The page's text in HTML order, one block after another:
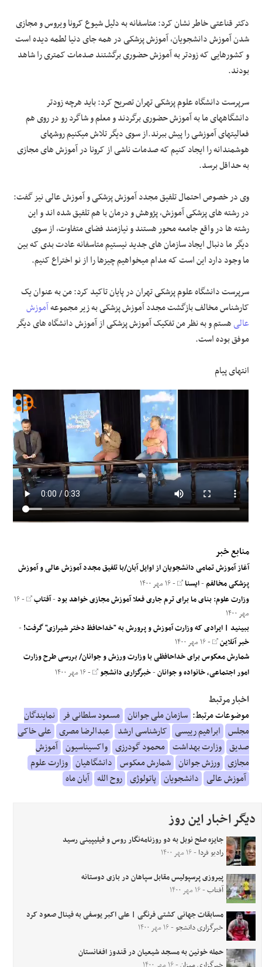
دکتر قناعتی خاطر نشان کرد: متاسفانه به دلیل شیوع کرونا ویروس و مجازی
شدن آموزش دانشجویان، آموزش پزشکی در همه جای دنیا لطمه دیده است
و کشورهایی که زودتر به آموزش حضوری برگشتند صدمات کمتری را شاهد
بودند.
سرپرست دانشگاه علوم پزشکی تهران تصریح کرد: باید هرچه زودتر
دانشگاههای ما به آموزش حضوری برگردند و معلم و شاگرد رو در روی هم
فعالیتهای آموزشی را پیش ببرند.از سوی دیگر تلاش میکنیم روشهای
هوشمندانه را ایجاد کنیم که صدمات ناشی از کرونا در آموزش های مجازی
به حداقل برسد.
وی در خصوص احتمال تلفیق مجدد آموزش پزشکی و آموزش عالی نیز گفت:
در رشته های پزشکی آموزش، پژوهش و درمان با هم تلفیق شده اند و این
رشته ها در واقع جامعه محور هستند و نیازمند فضای متفاوت، از سوی
دیگر ما دنبال ایجاد سازمان های جدید نیستیم متاسفانه عادت بدی که بین
ما وجود دارد این است که مدام میخواهیم چیزها را از نو اختراع کنیم.
سرپرست دانشگاه علوم پزشکی تهران در پایان تاکید کرد: من به عنوان یک
کارشناس مخالف بازگشت مجدد آموزش پزشکی به زیر مجموعهآموزش
عالیهستم و به نظر من تفکیک آموزش پزشکی از آموزش دانشگاه های دیگر
موفق بوده است‌.
انتهای پیام
منابع خبر
آغاز آموزش تمامی دانشجویان از اوایل آبان/با تلفیق مجدد آموزش عالی و آموزش
پزشکی مخالفم-ایسنا - ۱۶ مهر ۱۴۰۰
وزارت علوم: بنای ما برای ترم جاری فعلا آموزش مجازی خواهد بود-آفتاب
- ۱۶
مهر ۱۴۰۰
ببینید | ایرادی که وزارت آموزش و پرورش به "خداحافظ دختر شیرازی" گرفت!-
خبر آنلاین - ۱۶ مهر ۱۴۰۰
شمارش معکوس برای خداحافظی با وزارت ورزش و جوانان/ بررسی طرح وزارت
امور اجتماعی، خانواده و جوانان-خبرگزاری دانشجو - ۱۶ مهر ۱۴۰۰
اخبار مرتبط
موضوعات مرتبط: سازمان ملی جوانان مسعود سلطانی فر نمایندگان
مجلس ابراهیم رییسی کارشناسی ارشد عبدالرضا مصری علی خاکی
صدیق وزارت بهداشت محمود گودرزی واکسیناسیون آموزش
مجازی ورزش جوانان شمارش معکوس دانشگاهیان وزارت علوم
آموزش عالی دانشجویان پاتولوژی روح الله آبان ماه
دیگر اخبار این روز
جایزه صلح نوبل به دو روزنامه‌نگار روس و فیلیپینی رسید
رادیو فردا - ۱۶ مهر ۱۴۰۰
پیروزی پرسپولیس مقابل سپاهان در بازی دوستانه
آفتاب- ۱۶ مهر ۱۴۰۰
مسابقات جهانی کشتی فرنگی | علی اکبر یوسفی به فینال صعود کرد
خبرگزاری دانشجو- ۱۶ مهر ۱۴۰۰
حمله خونین به مسجد شیعیان در قندوز افغانستان